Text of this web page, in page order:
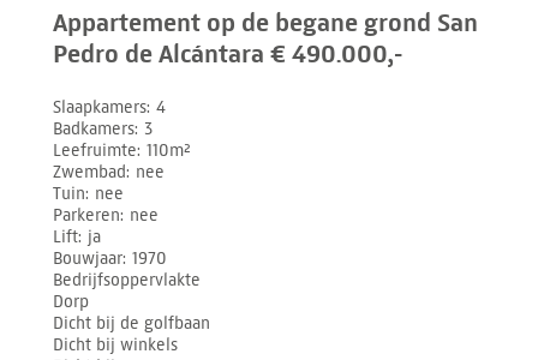
Appartement op de begane grond San
Pedro de Alcántara € 490.000,-
Slaapkamers 4
Badkamers 3
Leefruimte 110m²
Zwembad nee
Tuin nee
Parkeren nee
Lift ja
Bouwjaar 1970
Bedrijfsoppervlakte
Dorp
Dicht bij de golfbaan
Dicht bij winkels